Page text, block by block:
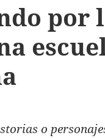
por
o